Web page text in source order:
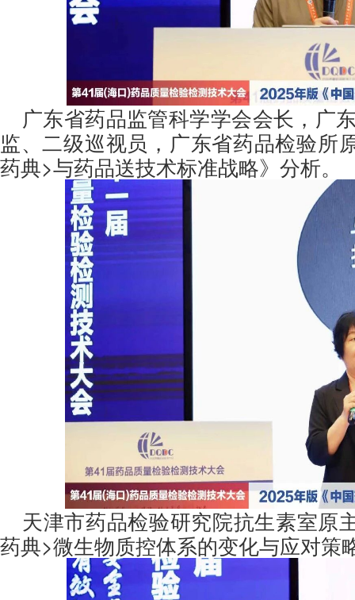
广东省药品监管科学学会会长，广
监、二级巡视员，广东省药品检验所
药典>与药品送技术标准战略》分析。
天津市药品检验研究院抗生素室原
药典>微生物质控体系的变化与应对策